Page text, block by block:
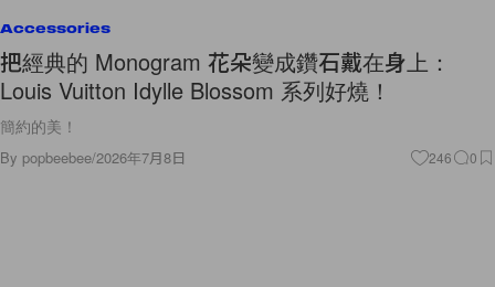
Accessories
把經典的 Monogram 花朵變成鑽石戴在身上：
Louis Vuitton Idylle Blossom 系列好燒！
簡約的美！
By popbeebee/2026年7月8日 246 0